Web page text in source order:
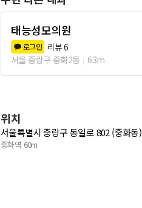
태능성모의원
로그인 리뷰6
서울 중랑구 중화2동
63m
위치
서울특별시 중랑구 동일로 802 (중화동)
중화역 60m